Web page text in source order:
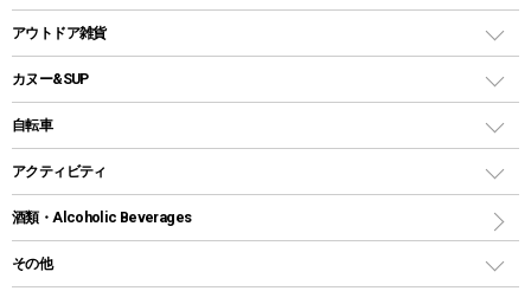
パラソル
テントアクセサリー
ペグ
グランドシート
ガイドロープ
ツール
鉄板、アミ
焚き火台&ストーブ
火起こし
バーベキューツール
クッカーセット
シェラカップ
クッキングツール
ナイフ
カトラリー
コップ付きタイプ
ワンタッチタイプ
プラスチックボトル
ディズニーボトル
クーラーバッグ
ウォータージャグ
保冷剤
アウトドアキャリー
アウトドア雑貨
バックパック&バッグ
リュック、バックパック
トートバッグ、サコッシュ
ショッピングキャリー
その他アウトドア雑貨
カヌー&SUP
インフレータブル
カヤック
パドル
自転車
折りたたみ自転車
スポーツサイクル
シティサイクル
アクティビティ
マリン
ラッシュガード
酒類・Alcoholic Beverages
その他